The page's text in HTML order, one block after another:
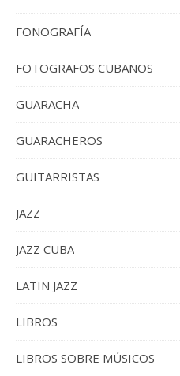
FONOGRAFÍA
FOTOGRAFOS CUBANOS
GUARACHA
GUARACHEROS
GUITARRISTAS
JAZZ
JAZZ CUBA
LATIN JAZZ
LIBROS
LIBROS SOBRE MÚSICOS